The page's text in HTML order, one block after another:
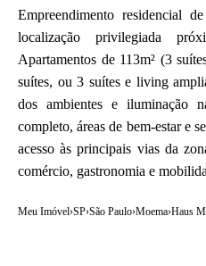
Empreendimento residencial
localização privilegiada
Apartamentos de 113m² (3
suítes, ou 3 suítes e living
dos ambientes e iluminação
completo, áreas de bem-estar e
acesso às principais vias da
comércio, gastronomia e
Meu Imóvel›SP›São Paulo›Moema›Haus